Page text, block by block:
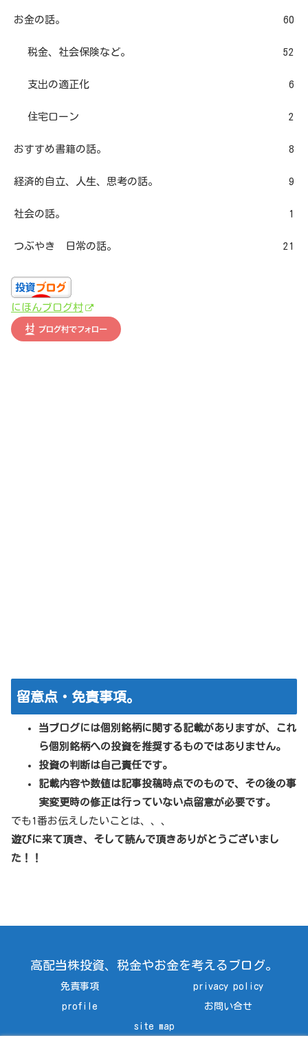
お金の話。 60
税金、社会保険など。 52
支出の適正化 6
住宅ローン 2
おすすめ書籍の話。 8
経済的自立、人生、思考の話。 9
社会の話。 1
つぶやき 日常の話。 21
にほんブログ村
留意点・免責事項。
当ブログには個別銘柄に関する記載がありますが、これ
ら個別銘柄への投資を推奨するものではありません。
投資の判断は自己責任です。
記載内容や数値は記事投稿時点でのもので、その後の事
実変更時の修正は行っていない点留意が必要です。
でも1番お伝えしたいことは、、、
遊びに来て頂き、そして読んで頂きありがとうございまし
た！！
高配当株投資、税金やお金を考えるブログ。
免責事項 privacy policy
profile お問い合せ
site map